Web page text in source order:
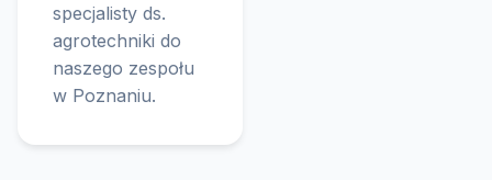
specjalisty ds.
agrotechniki do
naszego zespołu
w Poznaniu.